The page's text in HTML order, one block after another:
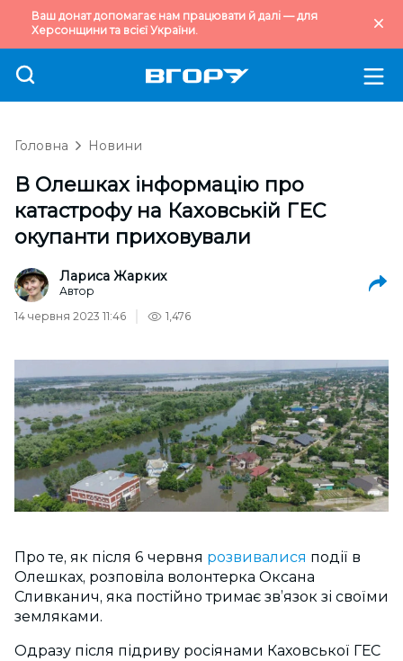
Ваш донат допомагає нам працювати й далі — для
Херсонщини та всієї України.
Головна Новини
В Олешках інформацію про
катастрофу на Каховській ГЕС
окупанти приховували
Лариса Жарких
Автор
14 червня 2023 11:46
1,476
Про те, як після 6 червня розвивалися події в
Олешках, розповіла волонтерка Оксана
Сливканич, яка постійно тримає зв’язок зі своїми
земляками.
Одразу після підриву росіянами Каховської ГЕС